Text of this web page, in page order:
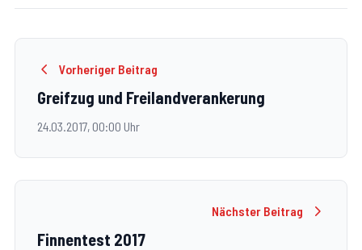
Vorheriger Beitrag
Greifzug und Freilandverankerung
24.03.2017, 00:00 Uhr
Nächster Beitrag
Finnentest 2017